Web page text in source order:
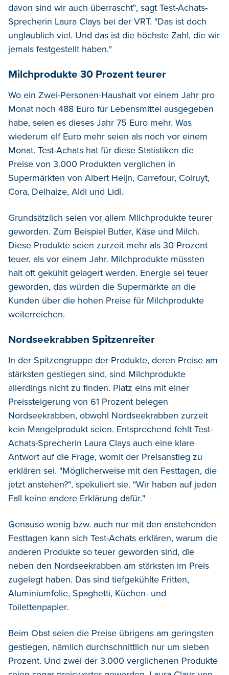
davon sind wir auch überrascht", sagt Test-Achats-
Sprecherin Laura Clays bei der VRT. "Das ist doch
unglaublich viel. Und das ist die höchste Zahl, die wir
jemals festgestellt haben."
Milchprodukte 30 Prozent teurer
Wo ein Zwei-Personen-Haushalt vor einem Jahr pro
Monat noch 488 Euro für Lebensmittel ausgegeben
habe, seien es dieses Jahr 75 Euro mehr. Was
wiederum elf Euro mehr seien als noch vor einem
Monat. Test-Achats hat für diese Statistiken die
Preise von 3.000 Produkten verglichen in
Supermärkten von Albert Heijn, Carrefour, Colruyt,
Cora, Delhaize, Aldi und Lidl.
Grundsätzlich seien vor allem Milchprodukte teurer
geworden. Zum Beispiel Butter, Käse und Milch.
Diese Produkte seien zurzeit mehr als 30 Prozent
teuer, als vor einem Jahr. Milchprodukte müssten
halt oft gekühlt gelagert werden. Energie sei teuer
geworden, das würden die Supermärkte an die
Kunden über die hohen Preise für Milchprodukte
weiterreichen.
Nordseekrabben Spitzenreiter
In der Spitzengruppe der Produkte, deren Preise am
stärksten gestiegen sind, sind Milchprodukte
allerdings nicht zu finden. Platz eins mit einer
Preissteigerung von 61 Prozent belegen
Nordseekrabben, obwohl Nordseekrabben zurzeit
kein Mangelprodukt seien. Entsprechend fehlt Test-
Achats-Sprecherin Laura Clays auch eine klare
Antwort auf die Frage, womit der Preisanstieg zu
erklären sei. "Möglicherweise mit den Festtagen, die
jetzt anstehen?", spekuliert sie. "Wir haben auf jeden
Fall keine andere Erklärung dafür."
Genauso wenig bzw. auch nur mit den anstehenden
Festtagen kann sich Test-Achats erklären, warum die
anderen Produkte so teuer geworden sind, die
neben den Nordseekrabben am stärksten im Preis
zugelegt haben. Das sind tiefgekühlte Fritten,
Aluminiumfolie, Spaghetti, Küchen- und
Toilettenpapier.
Beim Obst seien die Preise übrigens am geringsten
gestiegen, nämlich durchschnittlich nur um sieben
Prozent. Und zwei der 3.000 verglichenen Produkte